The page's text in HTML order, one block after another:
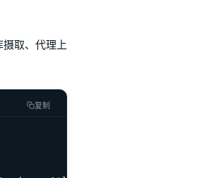
摄取、代理上
复制